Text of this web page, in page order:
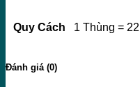
Quy Cách 1 Thùng =
Đánh giá (0)